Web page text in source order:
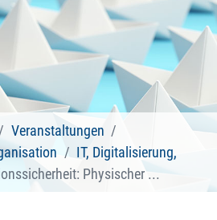
Veranstaltungen
IT, Digitalisierung,
Physischer ...